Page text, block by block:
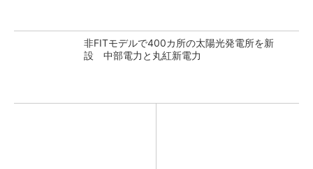
非FITモデルで400カ所の太陽光発電所を新
設 中部電力と丸紅新電力